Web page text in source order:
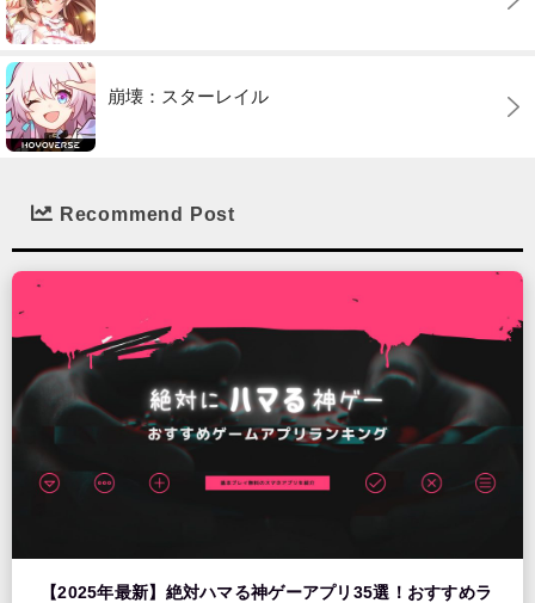
崩壊：スターレイル
Recommend Post
【2025年最新】絶対ハマる神ゲーアプリ35選！おすすめラ